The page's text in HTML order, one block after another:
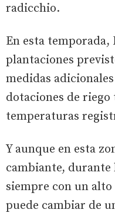
radicchio.
En esta
plantaciones
medidas
dotaciones de riego
temperaturas
Y aunque en esta
cambiante, durante
siempre con un
puede cambiar de